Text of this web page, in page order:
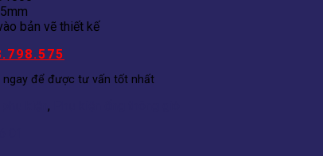
bản vẽ thiết kế
ngay để được tư vấn tốt nhất
,